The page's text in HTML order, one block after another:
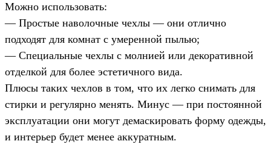
Можно использовать:
— Простые наволочные чехлы — они отлично
подходят для комнат с умеренной пылью;
— Специальные чехлы с молнией или декоративной
отделкой для более эстетичного вида.
Плюсы таких чехлов в том, что их легко снимать для
стирки и регулярно менять. Минус — при постоянной
эксплуатации они могут демаскировать форму одежды,
и интерьер будет менее аккуратным.